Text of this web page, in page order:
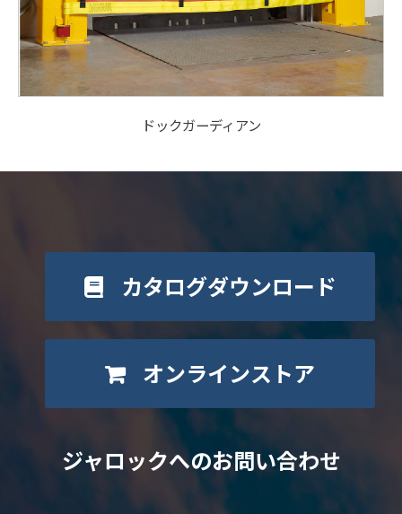
ドックガーディアン
カタログダウンロード
オンラインストア
ジャロックへのお問い合わせ